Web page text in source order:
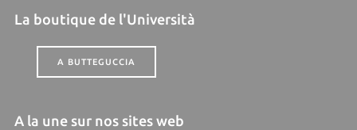
La boutique de l'Università
A BUTTEGUCCIA
A la une sur nos sites web